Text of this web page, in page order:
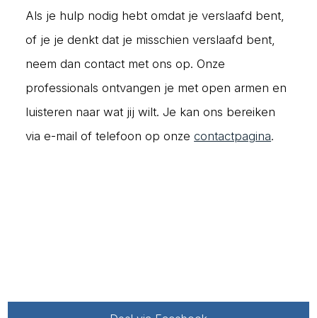
Als je hulp nodig hebt omdat je verslaafd bent,
of je je denkt dat je misschien verslaafd bent,
neem dan contact met ons op. Onze
professionals ontvangen je met open armen en
luisteren naar wat jij wilt. Je kan ons bereiken
via e-mail of telefoon op onzecontactpagina.